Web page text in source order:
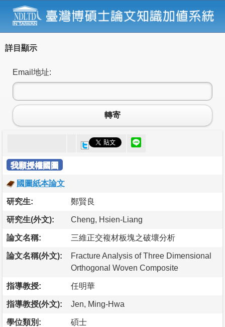
詳目顯示
Email地址:
轉寄
我願授權國圖
國圖紙本論文
研究生: 鄭賢良
研究生(外文): Cheng, Hsien-Liang
論文名稱: 三維正交複材板塊之破壞分析
論文名稱(外文):
Fracture Analysis of Three Dimensional
Orthogonal Woven Composite
指導教授: 任明華
指導教授(外文): Jen, Ming-Hwa
學位類別: 碩士